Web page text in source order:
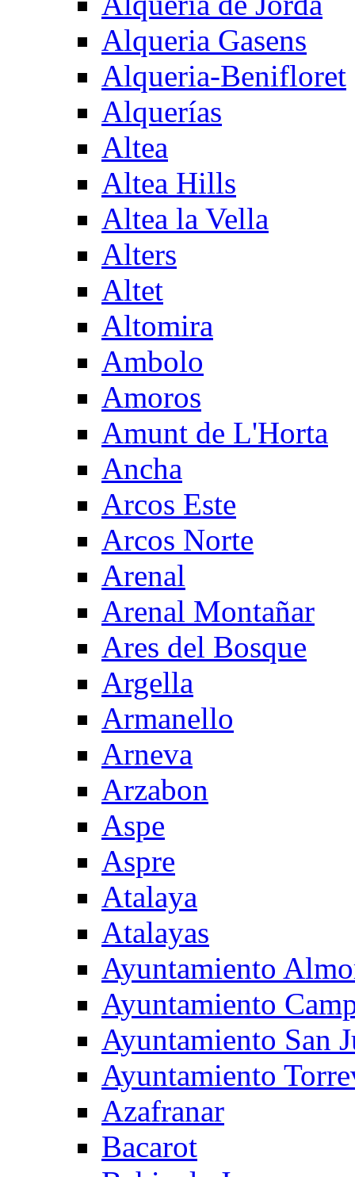
Alqueria Gasens
Alqueria-Benifloret
Alquerías
Altea
Altea Hills
Altea la Vella
Alters
Altet
Altomira
Ambolo
Amoros
Amunt de L'Horta
Ancha
Arcos Este
Arcos Norte
Arenal
Arenal Montañar
Ares del Bosque
Argella
Armanello
Arneva
Arzabon
Aspe
Aspre
Atalaya
Atalayas
Ayuntamiento
Ayuntamiento
Ayuntamiento San
Ayuntamiento
Azafranar
Bacarot